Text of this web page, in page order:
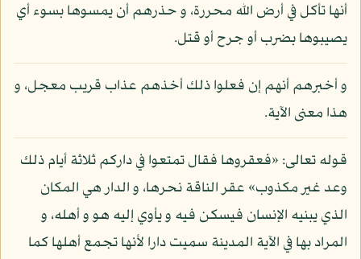
أنها تأكل في أرض الله محررة، و حذرهم أن يمسوها بسوء أي
يصيبوها بضرب أو جرح أو قتل.
و أخبرهم أنهم إن فعلوا ذلك أخذهم عذاب قريب معجل، و
هذا معنى الآية.
قوله تعالى: «فعقروها فقال تمتعوا في داركم ثلاثة أيام ذلك
وعد غير مكذوب» عقر الناقة نحرها، و الدار هي المكان
الذي يبنيه الإنسان فيسكن فيه و يأوي إليه هو و أهله، و
المراد بها في الآية المدينة سميت دارا لأنها تجمع أهلها كما